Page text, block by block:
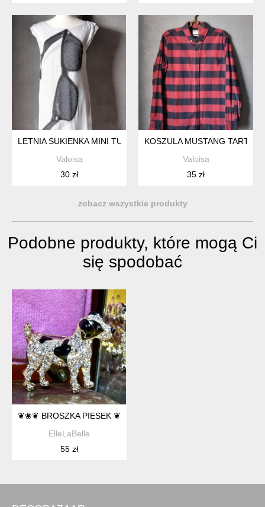
LETNIA SUKIENKA MINI TUNIKA POP-ART M
Valoisa
30 zł
KOSZULA MUSTANG TARTAN
Valoisa
35 zł
zobacz wszystkie produkty
Podobne produkty, które mogą Ci
się spodobać
❦❀❦ BROSZKA PIESEK ❦❀❦
ElleLaBelle
55 zł